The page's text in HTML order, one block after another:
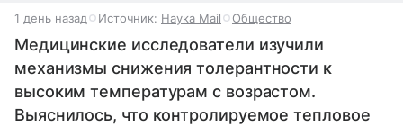
1 день назад Источник: Наука Mail Общество
Медицинские исследователи изучили
механизмы снижения толерантности к
высоким температурам с возрастом.
Выяснилось, что контролируемое тепловое